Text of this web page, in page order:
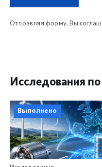
Отправляя форму, Вы
Исследования
Выполнено